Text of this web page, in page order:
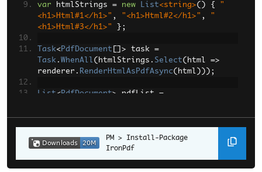
var htmlStrings = new List<string>() {
"
<h1>Html#1</h1>" , "<h1>Html#2</h1>" ,
"
<h1>Html#3</h1>"
};
Task<PdfDocument []> task =
Task . WhenAll( htmlStrings . Select( html =>
renderer . RenderHtmlAsPdfAsync( html )));
List <PdfDocument> pdfList =
// Do something with the pdfDocuments
Install-Package
IronPdf